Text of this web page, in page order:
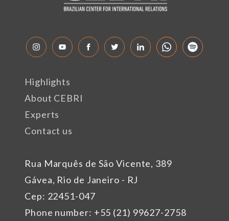
Rua Marquês de São Vicente, 389
Gávea, Rio de Janeiro - RJ
Cep: 22451-047
Phone number: +55 (21) 99627-2758
Highlights
About CEBRI
Experts
Contact us